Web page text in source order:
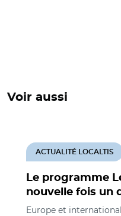
Voir aussi
Le programme
nouvelle fois un
ACTUALITÉ LOCALTIS
Europe et international